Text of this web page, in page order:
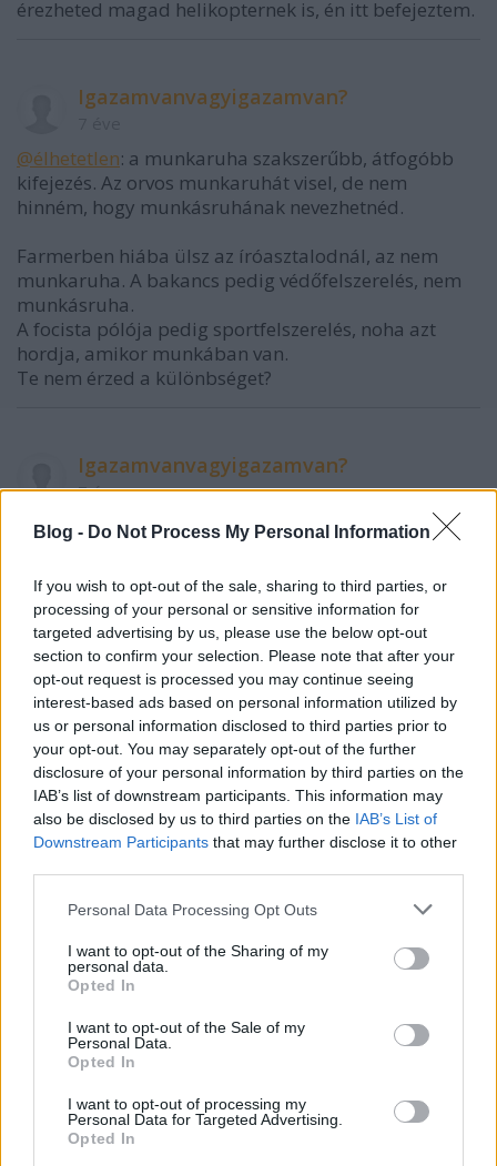
Blog - Do Not Process My Personal Information
If you wish to opt-out of the sale, sharing to third parties, or
processing of your personal or sensitive information for
targeted advertising by us, please use the below opt-out
section to confirm your selection. Please note that after your
opt-out request is processed you may continue seeing
interest-based ads based on personal information utilized by
us or personal information disclosed to third parties prior to
your opt-out. You may separately opt-out of the further
disclosure of your personal information by third parties on the
IAB’s list of downstream participants. This information may
also be disclosed by us to third parties on the IAB’s List of
Downstream Participants that may further disclose it to other
Please note that this website/app uses one or more Google
not limited to your visit or usage behaviour. You may click to
grant or deny consent to Google and its third-party tags to
use your data for below specified purposes in below Google
consent section.
Personal Data Processing Opt Outs
I want to opt-out of the Sharing of my
personal data.
Opted In
I want to opt-out of the Sale of my
Personal Data.
Opted In
I want to opt-out of processing my
Personal Data for Targeted Advertising.
Opted In
érezheted magad helikopternek is, én itt befejeztem.
Igazamvanvagyigazamvan?
@élhetetlen: a munkaruha szakszerűbb, átfogóbb
kifejezés. Az orvos munkaruhát visel, de nem
hinném, hogy munkásruhának nevezhetnéd.
Farmerben hiába ülsz az íróasztalodnál, az nem
munkaruha. A bakancs pedig védőfelszerelés, nem
munkásruha.
A focista pólója pedig sportfelszerelés, noha azt
hordja, amikor munkában van.
Te nem érzed a különbséget?
Igazamvanvagyigazamvan?
7 éve
@élhetetlen: a kőműves felveszi a munkásruháját, az
védőöltözetet.
Igazamvanvagyigazamvan?
7 éve
@élhetetlen: Ha egy programozó dolgozik egy
irodában farmerben, pólóban, akkor az a
munkaruhája, vagy munkásruhája?"
Egyik sem. Vannak munkakörök, amikben nem
viselünk munkaruházatot.
7 éve
@Igazamvanvagyigazamvan?
befejezni. „Örülök, hogy sikerült magadévá tenni a
gondolatomat.”. Nem tettem magamévá egyetlen
gondolatodat sem. Az etetőre azért nem kellett volna
reagálnod, mert rajtad kívül mindenki számára
érthető. Bejön a kolléga, keresi x-t. Tíz perce ment le
az etetőbe, hamarosan jön. Azaz, lement ebédelni.